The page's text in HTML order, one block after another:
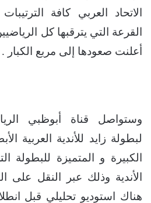
الاتحاد العربي كافة
القرعة التي يترقبها كل
أعلنت صعودها إلى مربع الكبار .
وستواصل قناة أبوظبي
لبطولة زايد للأندية العربية
الكبيرة و المتميزة للبطولة
الأندية وذلك عبر النقل على
هناك استوديو تحليلي قبل